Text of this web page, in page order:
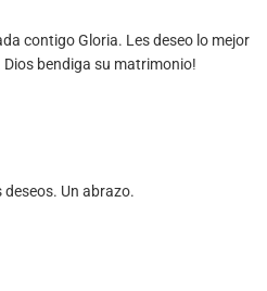
contigo Gloria. Les deseo lo mejor
bendiga su matrimonio!
Un abrazo.